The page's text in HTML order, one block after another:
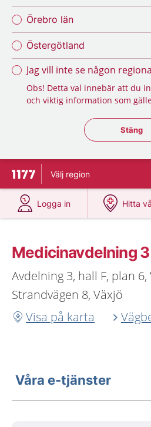
Örebro län
Östergötland
Jag vill inte se någon
Obs! Detta val innebär att du
och viktig information som
Stäng
Stäng
Till startsidan för 1177
Välj region
Logga in
på 1177.se
Hitta
på
Medicinavdelning
Avdelning 3, hall F, plan
Strandvägen 8, Växjö
Visa på karta
Våra e-tjänster